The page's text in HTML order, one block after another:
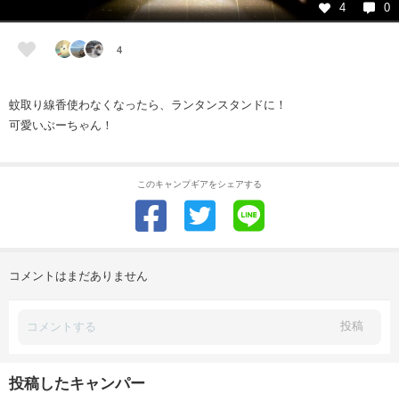
4 0
4
蚊取り線香使わなくなったら、ランタンスタンドに！
可愛いぶーちゃん！
このキャンプギアをシェアする
コメントはまだありません
投稿
投稿したキャンパー